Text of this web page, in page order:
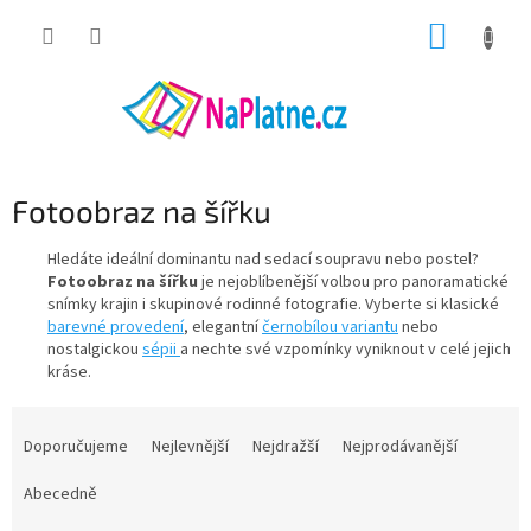
Fotoobraz na šířku
Hledáte ideální dominantu nad sedací soupravu nebo postel?
Fotoobraz na šířku je nejoblíbenější volbou pro panoramatické
snímky krajin i skupinové rodinné fotografie. Vyberte si klasické
barevné provedení, elegantníčernobílou variantu nebo
nostalgickou sépii a nechte své vzpomínky vyniknout v celé jejich
kráse.
Doporučujeme Nejlevnější Nejdražší
Nejprodávanější
Abecedně